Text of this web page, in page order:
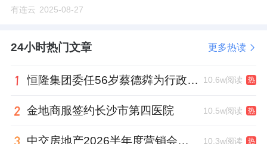
有连云 2025-08-27
24小时热门文章 更多热读
恒隆集团委任56岁蔡德粦为行政总裁、年薪2052万港元，曾任星巴克中国CEO 10.6w阅读 热
金地商服签约长沙市第四医院 10.5w阅读 热
中交房地产2026半年度营销会，绿城祝军现身了 10.3w阅读 热